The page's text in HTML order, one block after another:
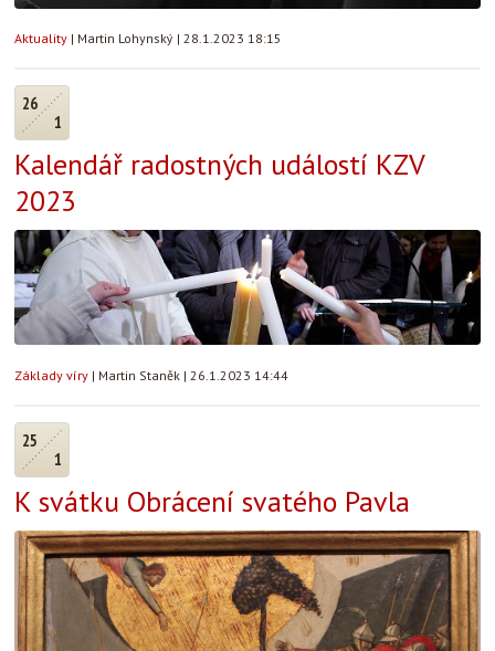
Aktuality | Martin Lohynský | 28.1.2023 18:15
26
1
Kalendář radostných událostí KZV
2023
Základy víry | Martin Staněk | 26.1.2023 14:44
25
1
K svátku Obrácení svatého Pavla